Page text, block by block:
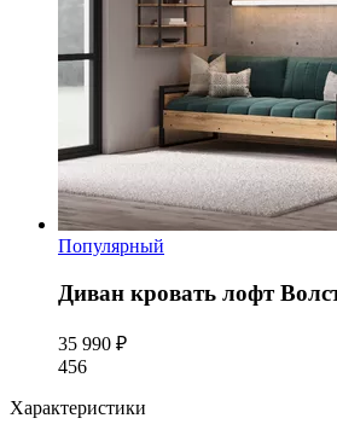
Популярный
Диван кровать лофт
35 990 ₽
456
Характеристики